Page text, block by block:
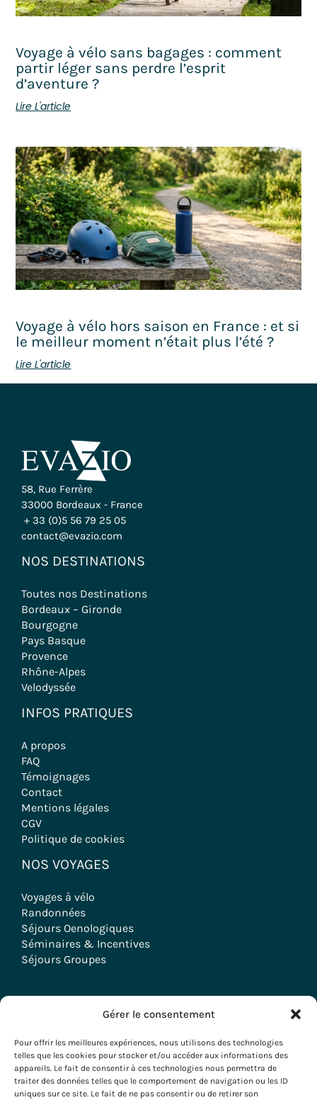
Gérer le consentement
Pour offrir les meilleures expériences, nous utilisons des technologies
telles que les cookies pour stocker et/ou accéder aux informations des
appareils. Le fait de consentir à ces technologies nous permettra de
traiter des données telles que le comportement de navigation ou les ID
uniques sur ce site. Le fait de ne pas consentir ou de retirer son
Voyage à vélo sans bagages : comment
partir léger sans perdre l’esprit
d’aventure ?
Lire L'article
Voyage à vélo hors saison en France : et si
le meilleur moment n’était plus l’été ?
Lire L'article
58, Rue Ferrère
33000 Bordeaux - France
+ 33 (0)5 56 79 25 05
contact@evazio.com
NOS DESTINATIONS
Toutes nos Destinations
Bordeaux – Gironde
Bourgogne
Pays Basque
Provence
Rhône-Alpes
Velodyssée
INFOS PRATIQUES
A propos
FAQ
Témoignages
Contact
Mentions légales
CGV
Politique de cookies
NOS VOYAGES
Voyages à vélo
Randonnées
Séjours Oenologiques
Séminaires & Incentives
Séjours Groupes